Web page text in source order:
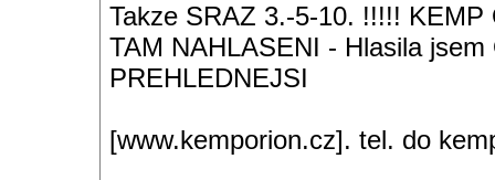
Takze SRAZ 3.-5-10. !!!!!
TAM NAHLASENI - Hlasila
PREHLEDNEJSI
[www.kemporion.cz]. tel. do